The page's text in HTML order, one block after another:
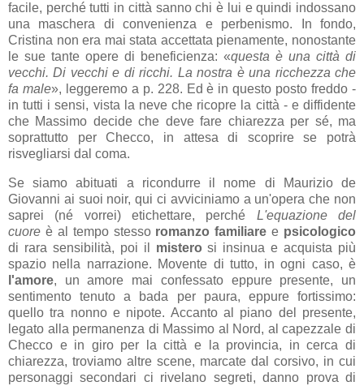
facile, perché tutti in città sanno chi è lui e quindi indossano
una maschera di convenienza e perbenismo. In fondo,
Cristina non era mai stata accettata pienamente, nonostante
le sue tante opere di beneficienza: «questa è una città di
vecchi. Di vecchi e di ricchi. La nostra è una ricchezza che
fa male», leggeremo a p. 228. Ed è in questo posto freddo -
in tutti i sensi, vista la neve che ricopre la città - e diffidente
che Massimo decide che deve fare chiarezza per sé, ma
soprattutto per Checco, in attesa di scoprire se potrà
risvegliarsi dal coma.
Se siamo abituati a ricondurre il nome di Maurizio de
Giovanni ai suoi noir, qui ci avviciniamo a un'opera che non
saprei (né vorrei) etichettare, perché L'equazione del
cuore è al tempo stesso romanzo familiare e psicologico
di rara sensibilità, poi il mistero si insinua e acquista più
spazio nella narrazione. Movente di tutto, in ogni caso, è
l'amore, un amore mai confessato eppure presente, un
sentimento tenuto a bada per paura, eppure fortissimo:
quello tra nonno e nipote. Accanto al piano del presente,
legato alla permanenza di Massimo al Nord, al capezzale di
Checco e in giro per la città e la provincia, in cerca di
chiarezza, troviamo altre scene, marcate dal corsivo, in cui
personaggi secondari ci rivelano segreti, danno prova di